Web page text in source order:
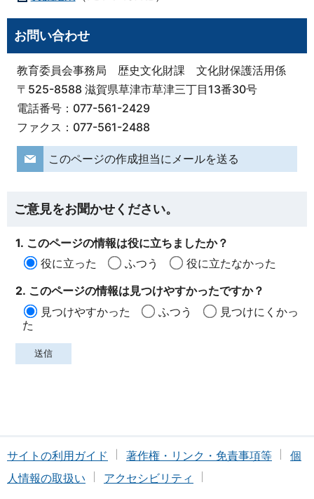
お問い合わせ
教育委員会事務局 歴史文化財課 文化財保護活用係
〒525-8588 滋賀県草津市草津三丁目13番30号
電話番号：077-561-2429
ファクス：077-561-2488
このページの作成担当にメールを送る
ご意見をお聞かせください。
1. このページの情報は役に立ちましたか？
役に立った
ふつう
役に立たなかった
2. このページの情報は見つけやすかったですか？
見つけやすかった
ふつう
見つけにくかっ
た
サイトの利用ガイド 著作権・リンク・免責事項等
個
人情報の取扱い
アクセシビリティ